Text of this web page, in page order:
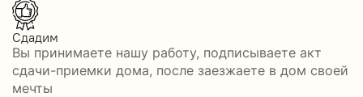
Сдадим
Вы принимаете нашу работу, подписываете акт
сдачи-приемки дома, после заезжаете в дом своей
мечты